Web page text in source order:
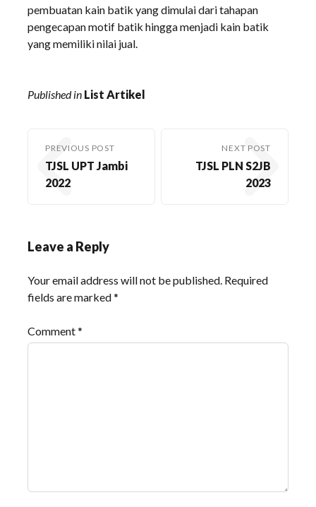
pembuatan kain batik yang dimulai dari tahapan
pengecapan motif batik hingga menjadi kain batik
yang memiliki nilai jual.
Published in List Artikel
PREVIOUS POST
TJSL UPT Jambi
2022
NEXT POST
TJSL PLN S2JB
2023
Leave a Reply
Your email address will not be published. Required
fields are marked*
Comment*